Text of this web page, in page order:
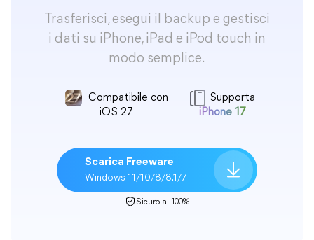
Trasferisci, esegui il backup e gestisci
i dati su iPhone, iPad e iPod touch in
modo semplice.
Compatibile con
iOS 27
Supporta
iPhone 17
Scarica Freeware
Windows 11/10/8/8.1/7
Sicuro al 100%